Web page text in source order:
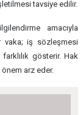
tavsiye edilir.
amacıyla
vaka; iş sözleşmesi
gösterir. Hak
önem arz eder.